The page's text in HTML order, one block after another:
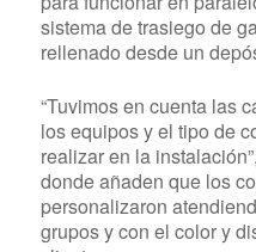
sistema de trasiego de
rellenado desde un
“Tuvimos en cuenta las
los equipos y el tipo de
realizar en la
donde añaden que los
personalizaron
grupos y con el color y